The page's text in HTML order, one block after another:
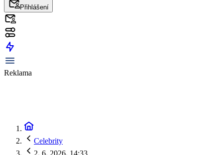
Přihlášení
Reklama
Celebrity
2. 6. 2026, 14:33